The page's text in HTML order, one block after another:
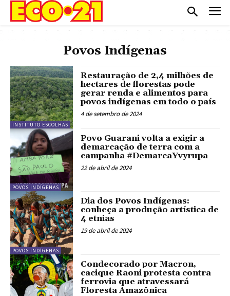
Povos Indígenas
INSTITUTO ESCOLHAS
Restauração de 2,4 milhões de
hectares de florestas pode
gerar renda e alimentos para
povos indígenas em todo o país
4 de setembro de 2024
POVOS INDÍGENAS
Povo Guarani volta a exigir a
demarcação de terra com a
campanha #DemarcaYvyrupa
22 de abril de 2024
POVOS INDÍGENAS
Dia dos Povos Indígenas:
conheça a produção artística de
4 etnias
19 de abril de 2024
Condecorado por Macron,
cacique Raoni protesta contra
ferrovia que atravessará
Floresta Amazônica